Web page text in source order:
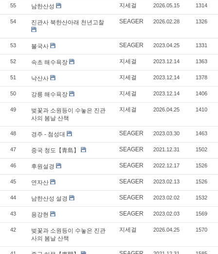
55 남한산성 지세걸 2026.05.15 1314
54 진관사 북한산아래 천년고찰 SEAGER 2026.02.28 1326
53 불국사 SEAGER 2023.04.25 1331
52 속초 해수욕장 지세걸 2023.12.14 1363
51 낙산사 지세걸 2023.12.14 1378
50 강릉 해수욕장 지세걸 2023.12.14 1406
49
벚꽃과 소원등이 수놓은 진관
사의 봄날 산책
지세걸 2026.04.25 1410
48 경주 - 첨성대 SEAGER 2023.03.30 1463
47 중국 청도【青島】 SEAGER 2021.12.31 1502
46 후원설경 SEAGER 2022.12.17 1526
45 연자산 SEAGER 2023.02.13 1526
44 남한산성 설경 SEAGER 2023.02.02 1532
43 용강현 SEAGER 2023.02.03 1569
42
벚꽃과 소원등이 수놓은 진관
사의 봄날 산책
지세걸 2026.04.25 1570